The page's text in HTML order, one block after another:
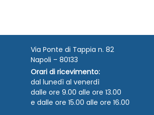
Via Ponte di Tappia n. 82
Napoli – 80133
Orari di ricevimento:
dal lunedì al venerdì
dalle ore 9.00 alle ore 13.00
e dalle ore 15.00 alle ore 16.00